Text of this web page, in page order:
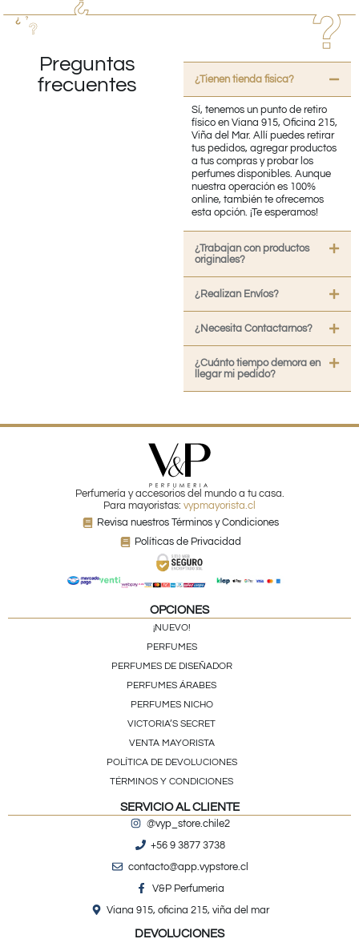
Preguntas
frecuentes
¿Tienen tienda fisica?
Sí, tenemos un punto de retiro
físico en Viana 915, Oficina 215,
Viña del Mar. Allí puedes retirar
tus pedidos, agregar productos
a tus compras y probar los
perfumes disponibles. Aunque
nuestra operación es 100%
online, también te ofrecemos
esta opción. ¡Te esperamos!
¿Trabajan con productos
originales?
¿Realizan Envíos?
¿Necesita Contactarnos?
¿Cuánto tiempo demora en
llegar mi pedido?
Perfumería y accesorios del mundo a tu casa.
Para mayoristas: vypmayorista.cl
Revisa nuestros Términos y Condiciones
Políticas de Privacidad
OPCIONES
¡NUEVO!
PERFUMES
PERFUMES DE DISEÑADOR
PERFUMES ÁRABES
PERFUMES NICHO
VICTORIA’S SECRET
VENTA MAYORISTA
POLÍTICA DE DEVOLUCIONES
TÉRMINOS Y CONDICIONES
SERVICIO AL CLIENTE
@vyp_store.chile2
+56 9 3877 3738
contacto@app.vypstore.cl
V&P Perfumeria
Viana 915, oficina 215, viña del mar
DEVOLUCIONES